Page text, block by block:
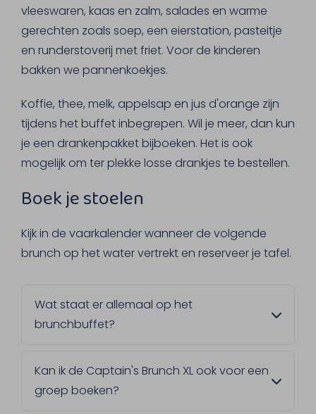
vleeswaren, kaas en zalm, salades en warme
gerechten zoals soep, een eierstation, pasteitje
en runderstoverij met friet. Voor de kinderen
bakken we pannenkoekjes.
Koffie, thee, melk, appelsap en jus d'orange zijn
tijdens het buffet inbegrepen. Wil je meer, dan kun
je een drankenpakket bijboeken. Het is ook
mogelijk om ter plekke losse drankjes te bestellen.
Boek je stoelen
Kijk in de vaarkalender wanneer de volgende
brunch op het water vertrekt en reserveer je tafel.
Wat staat er allemaal op het
brunchbuffet?
een uitgebreid buffet met broodjes,
vleeswaren, kazen, salades, gerookte zalm
Kan ik de Captain's Brunch XL ook voor een
groep boeken?